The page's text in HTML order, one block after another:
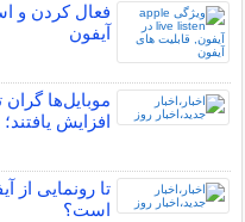
آیفون
افزایش
است؟